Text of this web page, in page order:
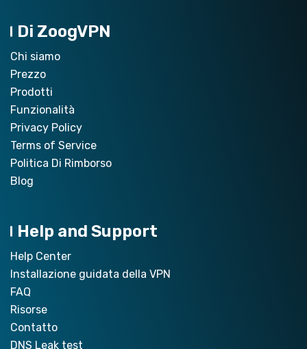
Di ZoogVPN
Chi siamo
Prezzo
Prodotti
Funzionalità
Privacy Policy
Terms of Service
Politica Di Rimborso
Blog
Help and Support
Help Center
Installazione guidata della VPN
FAQ
Risorse
Contatto
DNS Leak test